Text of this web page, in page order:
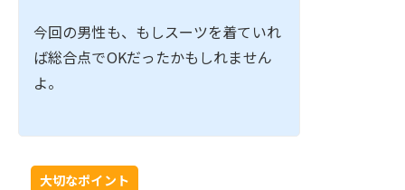
今回の男性も、もしスーツを着ていれ
ば総合点でOKだったかもしれません
よ。
大切なポイント